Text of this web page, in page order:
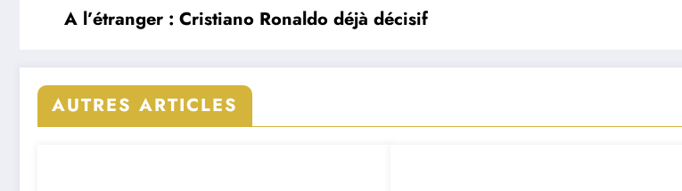
A l’étranger : Cristiano Ronaldo déjà décisif
AUTRES ARTICLES